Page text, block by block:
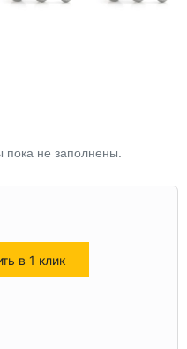
пока не заполнены.
в 1 клик